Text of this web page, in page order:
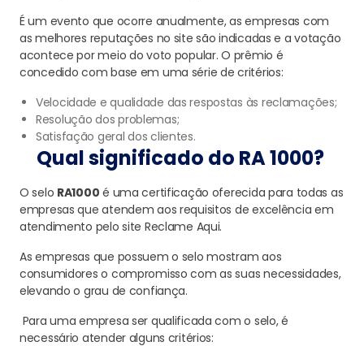
É um evento que ocorre anualmente, as empresas com
as melhores reputações no site são indicadas e a votação
acontece por meio do voto popular. O prêmio é
concedido com base em uma série de critérios:
Velocidade e qualidade das respostas às reclamações;
Resolução dos problemas;
Satisfação geral dos clientes.
Qual significado do RA 1000?
O selo RA1000 é uma certificação oferecida para todas as
empresas que atendem aos requisitos de excelência em
atendimento pelo site Reclame Aqui.
As empresas que possuem o selo mostram aos
consumidores o compromisso com as suas necessidades,
elevando o grau de confiança.
Para uma empresa ser qualificada com o selo, é
necessário atender alguns critérios: